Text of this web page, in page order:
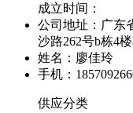
成立时间：
公司地址： 广东
沙路262号b栋4楼
姓名：廖佳玲
手机：
供应分类